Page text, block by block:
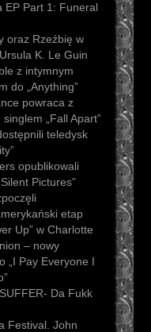
EP Part 1: Funeral
oraz Rzeźbię w
K. Le Guin
z intymnym
do „Anything”
powraca z
„Fall Apart”
teledysk
opublikowali
Pictures”
etap
Up” w Charlotte
– nowy
„I Pay Everyone I
Da Fukk
Festival. John